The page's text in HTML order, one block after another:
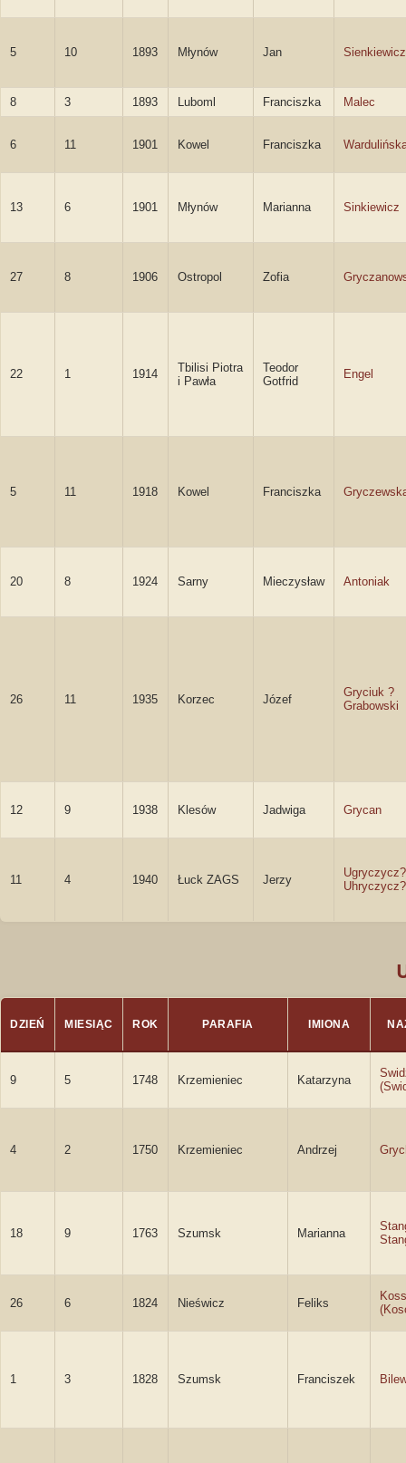
5 10 1893 Młynów Jan Sienkiewicz
8 3 1893 Luboml Franciszka Malec
6 11 1901 Kowel Franciszka
13 6 1901 Młynów Marianna Sinkiewicz
27 8 1906 Ostropol Zofia
22 1 1914
Tbilisi Piotra
i Pawła
Teodor
Gotfrid
Engel
5 11 1918 Kowel Franciszka
20 8 1924 Sarny Mieczysław Antoniak
26 11 1935 Korzec Józef
Gryciuk ?
Grabowski
12 9 1938 Klesów Jadwiga Grycan
11 4 1940 Łuck ZAGS Jerzy
Ugryczycz?
Uhryczycz?
DZIEŃ MIESIĄC ROK PARAFIA IMIONA
9 5 1748 Krzemieniec Katarzyna
4 2 1750 Krzemieniec Andrzej
18 9 1763 Szumsk Marianna
26 6 1824 Nieświcz Feliks
1 3 1828 Szumsk Franciszek